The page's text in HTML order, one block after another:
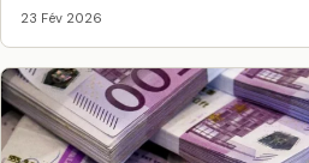
23 Fév 2026